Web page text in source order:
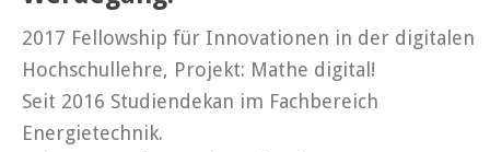
2017 Fellowship für Innovationen in der digitalen
Hochschullehre, Projekt: Mathe digital!
Seit 2016 Studiendekan im Fachbereich
Energietechnik.